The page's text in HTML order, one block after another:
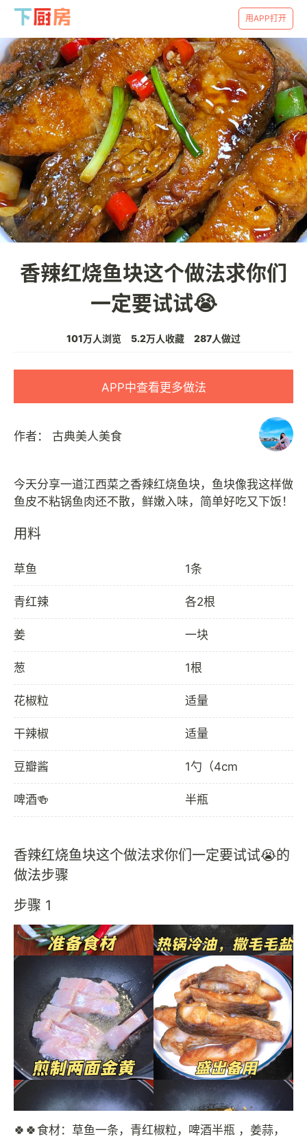
用APP打开
香辣红烧鱼块这个做法求你们
一定要试试😭
101万人浏览 5.2万人收藏 287人做过
APP中查看更多做法
作者： 古典美人美食
今天分享一道江西菜之香辣红烧鱼块，鱼块像我这样做
用料
草鱼 1条
青红辣 各2根
姜 一块
葱 1根
花椒粒 适量
干辣椒 适量
豆瓣酱 1勺（4cm
啤酒🍻 半瓶
香辣红烧鱼块这个做法求你们一定要试试😭的
做法步骤
步骤 1
🍀🍀食材：草鱼一条，青红椒粒，啤酒半瓶 ，姜蒜，